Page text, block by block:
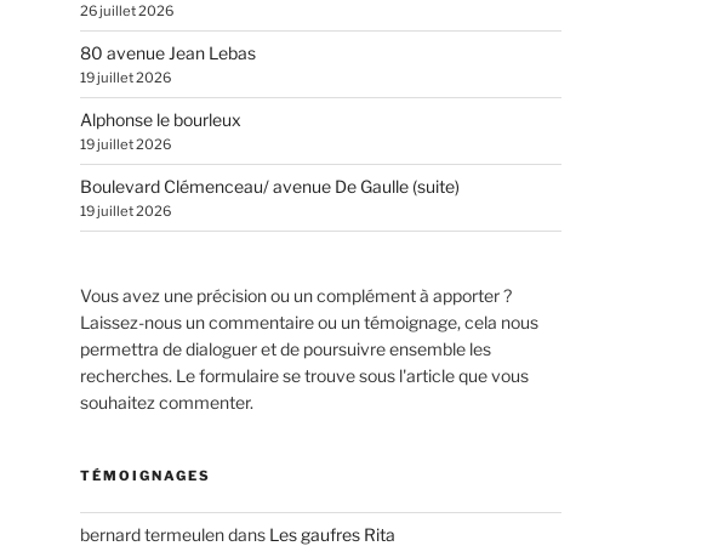
26 juillet 2026
80 avenue Jean Lebas
19 juillet 2026
Alphonse le bourleux
19 juillet 2026
Boulevard Clémenceau/ avenue De Gaulle (suite)
19 juillet 2026
Vous avez une précision ou un complément à apporter ?
Laissez-nous un commentaire ou un témoignage, cela nous
permettra de dialoguer et de poursuivre ensemble les
recherches. Le formulaire se trouve sous l'article que vous
souhaitez commenter.
TÉMOIGNAGES
bernard termeulendans Les gaufres Rita